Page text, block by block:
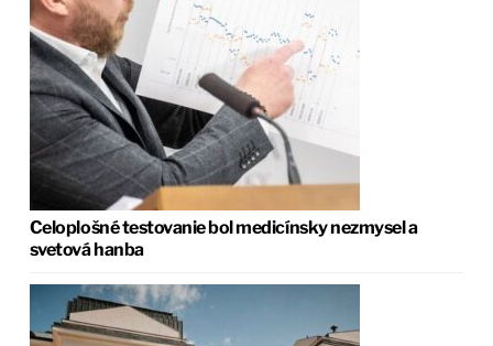
Celoplošné testovanie bol medicínsky nezmysel a
svetová hanba